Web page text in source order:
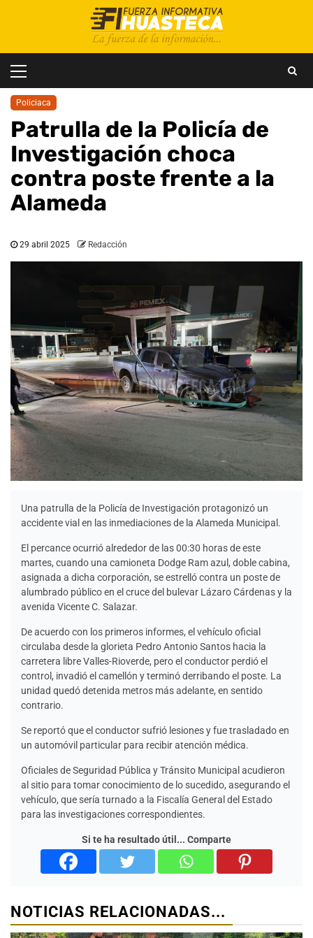
principal
Policiaca
Patrulla de la Policía de
Investigación choca
contra poste frente a la
Alameda
29 abril 2025 Redacción
Una patrulla de la Policía de Investigación protagonizó un
accidente vial en las inmediaciones de la Alameda Municipal.
El percance ocurrió alrededor de las 00:30 horas de este
martes, cuando una camioneta Dodge Ram azul, doble cabina,
asignada a dicha corporación, se estrelló contra un poste de
alumbrado público en el cruce del bulevar Lázaro Cárdenas y la
avenida Vicente C. Salazar.
De acuerdo con los primeros informes, el vehículo oficial
circulaba desde la glorieta Pedro Antonio Santos hacia la
carretera libre Valles-Rioverde, pero el conductor perdió el
control, invadió el camellón y terminó derribando el poste. La
unidad quedó detenida metros más adelante, en sentido
contrario.
Se reportó que el conductor sufrió lesiones y fue trasladado en
un automóvil particular para recibir atención médica.
Oficiales de Seguridad Pública y Tránsito Municipal acudieron
al sitio para tomar conocimiento de lo sucedido, asegurando el
vehículo, que sería turnado a la Fiscalía General del Estado
para las investigaciones correspondientes.
Si te ha resultado útil... Comparte
NOTICIAS RELACIONADAS...